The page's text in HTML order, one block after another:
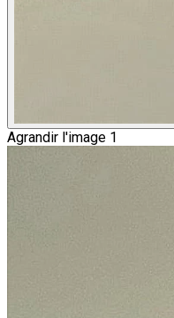
Agrandir l'image 1